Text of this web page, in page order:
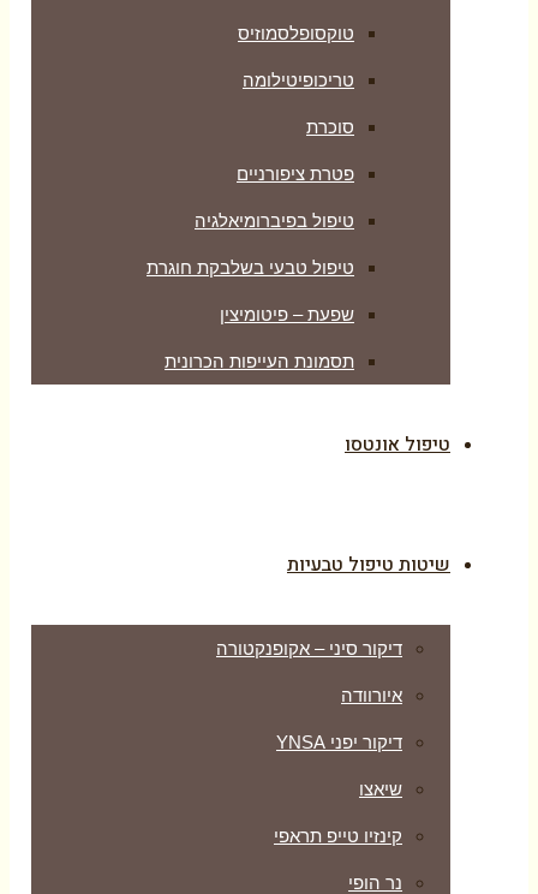
טוקסופלסמוזיס
טריכופיטילומה
סוכרת
פטרת ציפורניים
טיפול בפיברומיאלגיה
טיפול טבעי בשלבקת חוגרת
שפעת – פיטומיצין
תסמונת העייפות הכרונית
טיפול אונטסו
שיטות טיפול טבעיות
דיקור סיני – אקופנקטורה
איורוודה
דיקור יפני YNSA
שיאצו
קינזיו טייפ תראפי
נר הופי